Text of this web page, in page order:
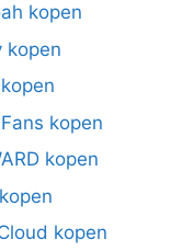
kopen
kopen
kopen
kopen
kopen